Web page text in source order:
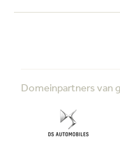
Domeinpartners van